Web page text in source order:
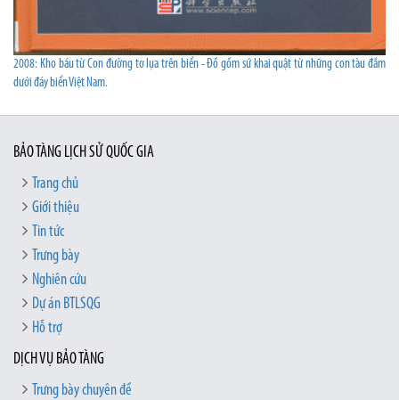
2008: Kho báu từ Con đường tơ lụa trên biển - Đồ gốm sứ khai quật từ những con tàu đắm
dưới đáy biển Việt Nam.
BẢO TÀNG LỊCH SỬ QUỐC GIA
Trang chủ
Giới thiệu
Tin tức
Trưng bày
Nghiên cứu
Dự án BTLSQG
Hỗ trợ
DỊCH VỤ BẢO TÀNG
Trưng bày chuyên đề